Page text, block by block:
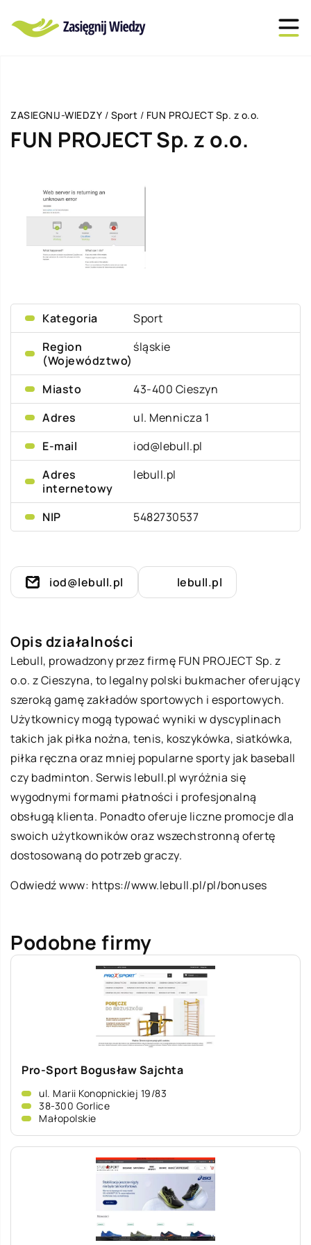
ZASIEGNIJ-WIEDZY / Sport / FUN PROJECT Sp. z o.o.
FUN PROJECT Sp. z o.o.
Kategoria
Sport
Region
(Województwo)
śląskie
Miasto
43-400 Cieszyn
Adres
ul. Mennicza 1
E-mail
iod@lebull.pl
Adres
internetowy
lebull.pl
NIP 5482730537
iod@lebull.pl lebull.pl
Opis działalności
Lebull, prowadzony przez firmę FUN PROJECT Sp. z
o.o. z Cieszyna, to legalny polski bukmacher oferujący
szeroką gamę zakładów sportowych i esportowych.
Użytkownicy mogą typować wyniki w dyscyplinach
takich jak piłka nożna, tenis, koszykówka, siatkówka,
piłka ręczna oraz mniej popularne sporty jak baseball
czy badminton. Serwis lebull.pl wyróżnia się
wygodnymi formami płatności i profesjonalną
obsługą klienta. Ponadto oferuje liczne promocje dla
swoich użytkowników oraz wszechstronną ofertę
dostosowaną do potrzeb graczy.
Odwiedź www: https://www.lebull.pl/pl/bonuses
Podobne firmy
Pro-Sport Bogusław Sajchta
ul. Marii Konopnickiej 19/83
38-300 Gorlice
Małopolskie